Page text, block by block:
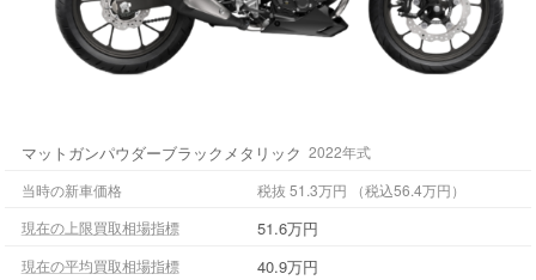
マットガンパウダーブラックメタリック 2022年式
当時の新車価格
税抜 51.3万円 （税込56.4万円）
現在の上限買取相場指標
51.6万円
現在の平均買取相場指標 40.9万円